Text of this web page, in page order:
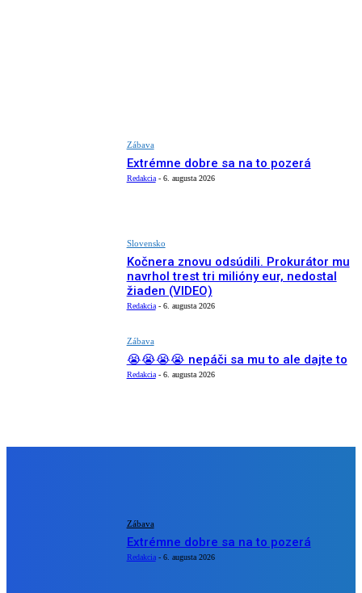
Zábava
Extrémne dobre sa na to pozerá
Redakcia - 6. augusta 2026
Slovensko
Kočnera znovu odsúdili. Prokurátor mu
navrhol trest tri milióny eur, nedostal
žiaden (VIDEO)
Redakcia - 6. augusta 2026
Zábava
😭😭😭😭 nepáči sa mu to ale dajte to
Redakcia - 6. augusta 2026
Zábava
Extrémne dobre sa na to pozerá
Redakcia - 6. augusta 2026